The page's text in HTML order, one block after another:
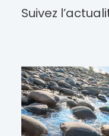
Suivez